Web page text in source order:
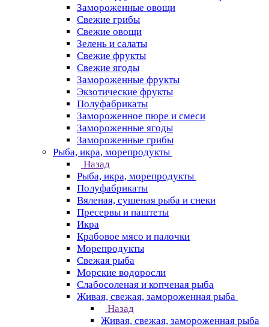
Замороженные овощи
Свежие грибы
Свежие овощи
Зелень и салаты
Свежие фрукты
Свежие ягоды
Замороженные фрукты
Экзотические фрукты
Полуфабрикаты
Замороженное пюре и смеси
Замороженные ягоды
Замороженные грибы
Рыба, икра, морепродукты
Назад
Рыба, икра, морепродукты
Полуфабрикаты
Вяленая, сушеная рыба и снеки
Пресервы и паштеты
Икра
Крабовое мясо и палочки
Морепродукты
Свежая рыба
Морские водоросли
Слабосоленая и копченая рыба
Живая, свежая, замороженная рыба
Назад
Живая, свежая, замороженная рыба